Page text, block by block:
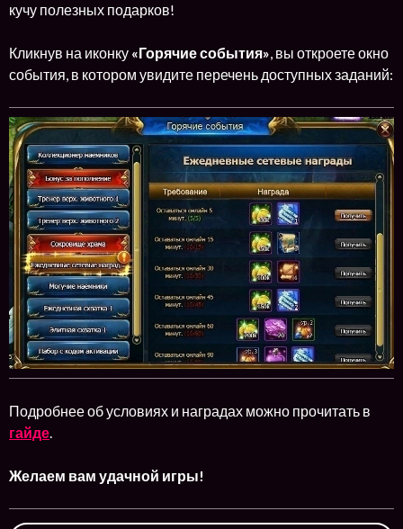
кучу полезных подарков!
Кликнув на иконку «Горячие события», вы откроете окно
события, в котором увидите перечень доступных заданий:
Подробнее об условиях и наградах можно прочитать в
гайде
Желаем вам удачной игры!